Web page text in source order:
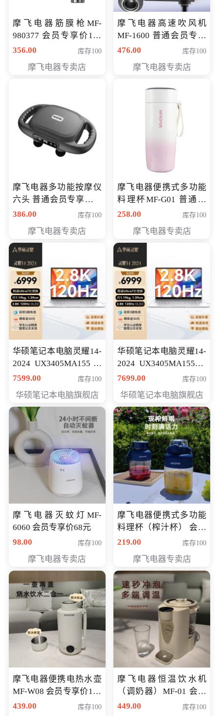
摩飞电器筋膜枪MF-
980377 会员专享价199
元
356.00 库存100
摩飞电器专卖店
摩飞电器高速吹风机
MF-1600 普通会员专享
价298元
476.00 库存100
摩飞电器专卖店
摩飞电器多功能按摩仪
六头 普通会员专享价格
199元
386.00 库存100
摩飞电器专卖店
摩飞电器便携式多功能
料理杯MF-G01 普通会
员专享价格118元
258.00 库存100
摩飞电器专卖店
华硕笔记本电脑灵耀14-
2024 UX3405MA155冰
川银 oled 智慧轻薄本 会
7599.00 库存100
华硕笔记本电脑旗舰店
华硕笔记本电脑灵耀14-
2024 UX3405MA155夜
空蓝 oled 智慧轻薄本 会
7699.00 库存100
华硕笔记本电脑旗舰店
摩飞电器灭蚊灯MF-
6060 会员专享价68元
98.00
库存100
摩飞电器专卖店
摩飞电器便携式多功能
料理杯（榨汁杯） 会员
专享价118元
219.00 库存100
摩飞电器专卖店
摩飞电器便携电热水壶
MF-W08 会员专享价198
元
439.00 库存100
摩飞电器恒温饮水机
（调奶器）MF-01 会员
专享价366元
449.00 库存100